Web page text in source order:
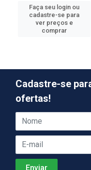
Faça seu login ou
cadastre-se para
ver preços e
comprar
Cadastre-se
ofertas!